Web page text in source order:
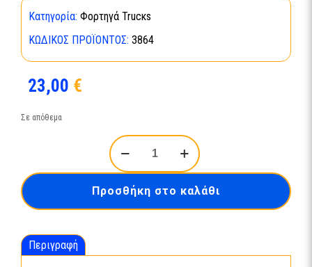
Κατηγορία: Φορτηγά Trucκs
ΚΩΔΙΚΌΣ ΠΡΟΪΌΝΤΟΣ: 3864
23,00 €
Σε απόθεμα
Italeri:
1:24
Trucks
Trailers
-
Προσθήκη στο καλάθι
Περιγραφή